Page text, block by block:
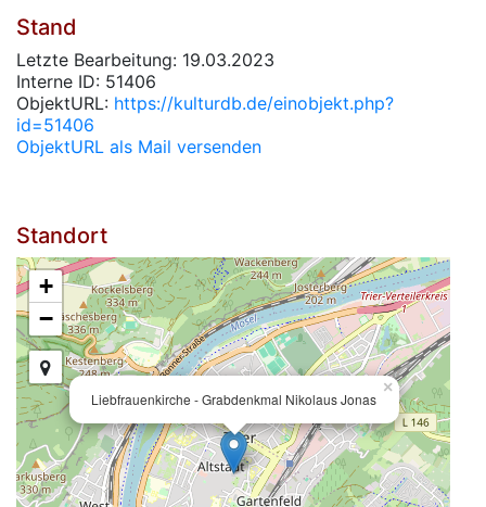
Stand
Letzte Bearbeitung: 19.03.2023
Interne ID: 51406
ObjektURL: https://kulturdb.de/einobjekt.php?
id=51406
ObjektURL als Mail versenden
Standort
Liebfrauenkirche - Grabdenkmal Nikolaus Jonas
×
+
−